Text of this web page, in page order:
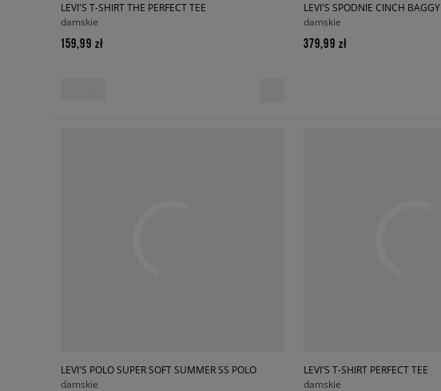
LEVI'S T-SHIRT THE PERFECT TEE
damskie
159,99 zł
LEVI'S SPODNIE CINCH BAGGY
damskie
379,99 zł
LEVI'S POLO SUPER SOFT SUMMER SS POLO
damskie
LEVI'S T-SHIRT PERFECT TEE
damskie